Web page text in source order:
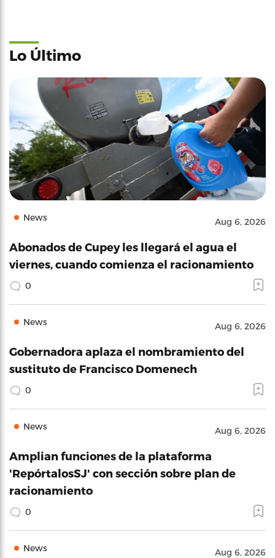
Lo Último
News Aug 6, 2026
Abonados de Cupey les llegará el agua el
viernes, cuando comienza el racionamiento
0
News Aug 6, 2026
Gobernadora aplaza el nombramiento del
sustituto de Francisco Domenech
0
News Aug 6, 2026
Amplian funciones de la plataforma
'RepórtalosSJ' con sección sobre plan de
racionamiento
0
News Aug 6, 2026